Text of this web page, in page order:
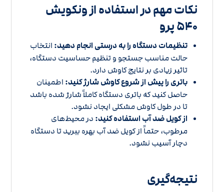
نکات مهم در استفاده از ونکویش
۵۴۰ پرو
تنظیمات دستگاه را به درستی انجام دهید: انتخاب
حالت مناسب جستجو و تنظیم حساسیت دستگاه،
تاثیر زیادی بر نتایج کاوش دارد.
باتری را پیش از شروع کاوش شارژ کنید: اطمینان
حاصل کنید که باتری دستگاه کاملاً شارژ شده باشد
تا در طول کاوش مشکلی ایجاد نشود.
از کویل ضد آب استفاده کنید: در محیط‌های
مرطوب، حتماً از کویل ضد آب بهره ببرید تا دستگاه
دچار آسیب نشود.
نتیجه‌گیری